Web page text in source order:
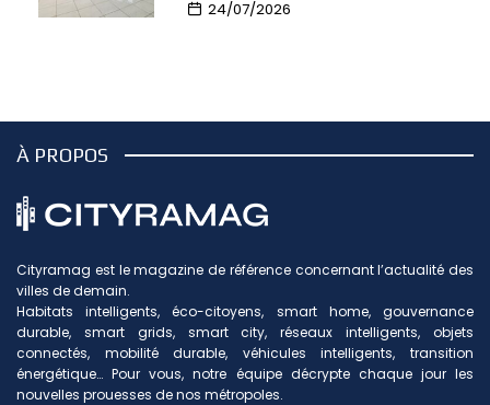
24/07/2026
À PROPOS
Cityramag est le magazine de référence concernant l’actualité des
villes de demain.
Habitats intelligents, éco-citoyens, smart home, gouvernance
durable, smart grids, smart city, réseaux intelligents, objets
connectés, mobilité durable, véhicules intelligents, transition
énergétique… Pour vous, notre équipe décrypte chaque jour les
nouvelles prouesses de nos métropoles.